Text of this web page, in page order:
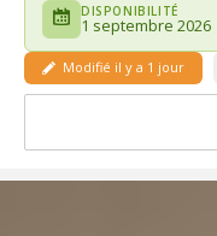
DISPONIBILITÉ
1 septembre 2026
Modifié il y a 1 jour